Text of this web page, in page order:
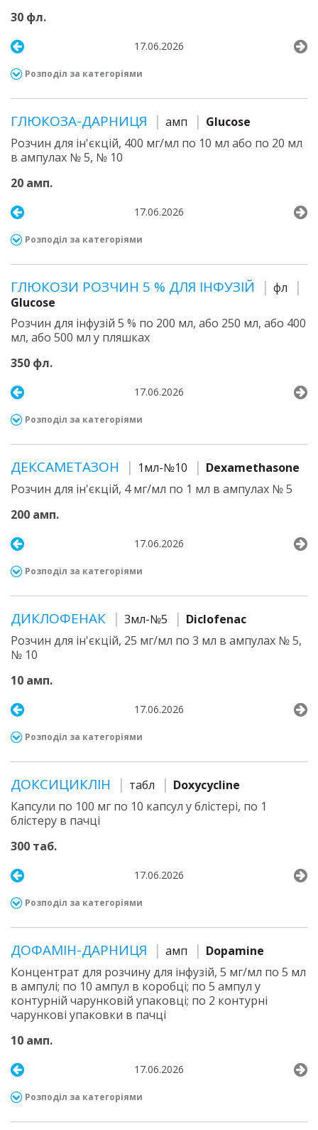
30 фл.
17.06.2026
Розподіл за категоріями
ГЛЮКОЗА-ДАРНИЦЯ амп
Glucose
Розчин для ін'єкцій, 400 мг/мл по 10 мл або по 20 мл
в ампулах № 5, № 10
20 амп.
17.06.2026
Розподіл за категоріями
ГЛЮКОЗИ РОЗЧИН 5 % ДЛЯ ІНФУЗІЙ
фл
Glucose
Розчин для інфузій 5 % по 200 мл, або 250 мл, або 400
мл, або 500 мл у пляшках
350 фл.
17.06.2026
Розподіл за категоріями
ДЕКСАМЕТАЗОН 1мл-№10
Dexamethasone
Розчин для ін'єкцій, 4 мг/мл по 1 мл в ампулах № 5
200 амп.
17.06.2026
Розподіл за категоріями
ДИКЛОФЕНАК 3мл-№5
Diclofenac
Розчин для ін'єкцій, 25 мг/мл по 3 мл в ампулах № 5,
№ 10
10 амп.
17.06.2026
Розподіл за категоріями
ДОКСИЦИКЛІН табл
Doxycycline
Капсули по 100 мг по 10 капсул у блістері, по 1
блістеру в пачці
300 таб.
17.06.2026
Розподіл за категоріями
ДОФАМІН-ДАРНИЦЯ амп
Dopamine
Концентрат для розчину для інфузій, 5 мг/мл по 5 мл
в ампулі; по 10 ампул в коробці; по 5 ампул у
контурній чарунковій упаковці; по 2 контурні
чарункові упаковки в пачці
10 амп.
17.06.2026
Розподіл за категоріями